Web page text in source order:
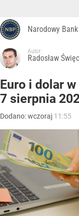
Narodowy
Autor:
Radosław
Euro i dolar
7 sierpnia
Dodano:wczoraj 11:55